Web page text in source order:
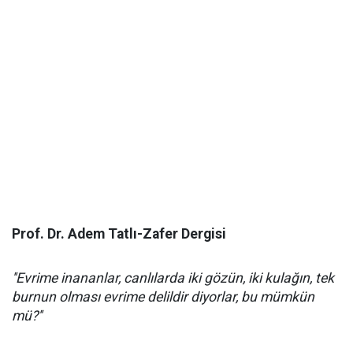
Prof. Dr. Adem Tatlı-Zafer Dergisi
''Evrime inananlar, canlılarda iki gözün, iki kulağın, tek
burnun olması evrime delildir diyorlar, bu mümkün
mü?''